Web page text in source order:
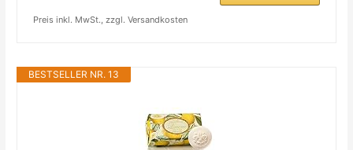
Preis inkl. MwSt., zzgl. Versandkosten
BESTSELLER NR. 13